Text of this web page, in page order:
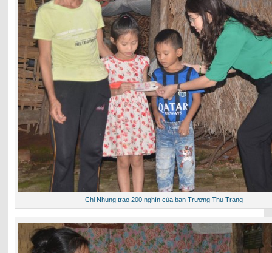
Chị Nhung trao 200 nghìn của bạn Trương Thu Trang